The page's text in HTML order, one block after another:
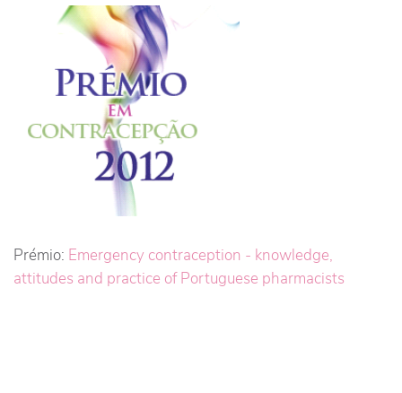
Prémio: Emergency contraception - knowledge,
attitudes and practice of Portuguese pharmacists